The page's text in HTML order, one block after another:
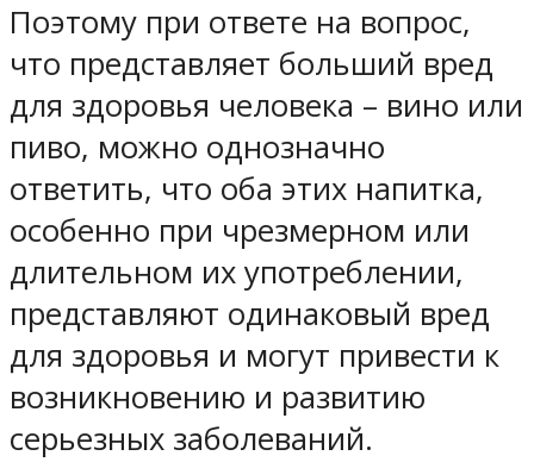
Поэтому при ответе на вопрос,
что представляет больший вред
для здоровья человека – вино или
пиво, можно однозначно
ответить, что оба этих напитка,
особенно при чрезмерном или
длительном их употреблении,
представляют одинаковый вред
для здоровья и могут привести к
возникновению и развитию
серьезных заболеваний.